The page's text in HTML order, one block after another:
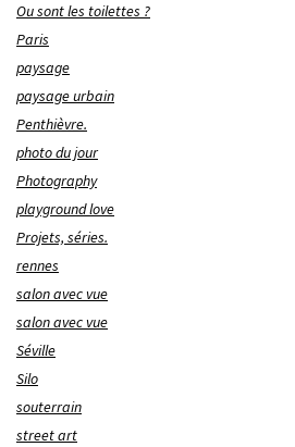
Ou sont les toilettes ?
Paris
paysage
paysage urbain
Penthièvre.
photo du jour
Photography
playground love
Projets, séries.
rennes
salon avec vue
salon avec vue
Séville
Silo
souterrain
street art